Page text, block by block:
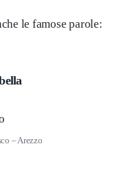
le famose parole:
– Arezzo